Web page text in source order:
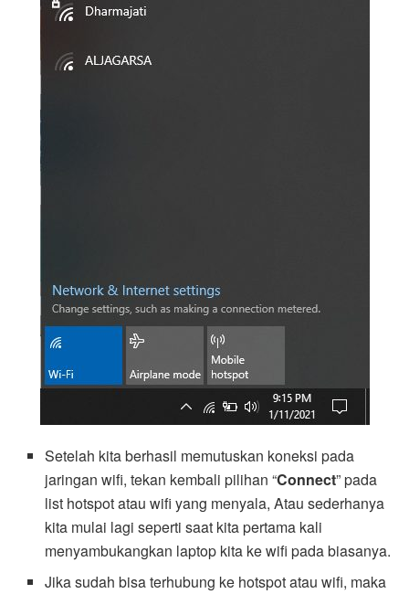
Setelah kita berhasil memutuskan koneksi pada
jaringan wifi, tekan kembali pilihan “Connect” pada
list hotspot atau wifi yang menyala, Atau sederhanya
kita mulai lagi seperti saat kita pertama kali
menyambukangkan laptop kita ke wifi pada biasanya.
Jika sudah bisa terhubung ke hotspot atau wifi, maka